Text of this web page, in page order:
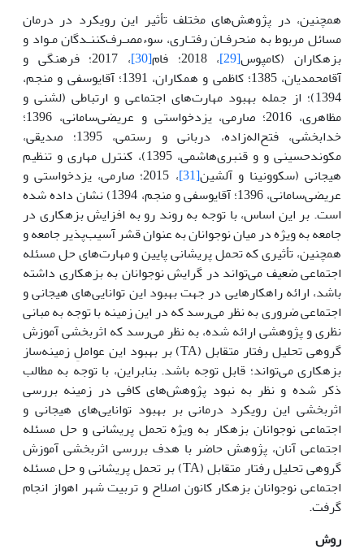
همچنین، در پژوهش‌های مختلف تأثیر این رویکرد در درمان
مسائل مربوط به منحرفـان رفتـاری، سوءمصـرف‌کننـدگان مـواد و
بزهکاران (کامپوس[29] ، 2018؛ فام [30]
، 2017؛ فرهنگی و
آقامحمدیان، 1385؛ کاظمی و همکاران، 1391؛ آقایوسفی و منجم،
1394)؛ از جمله بهبود مهارت‌های اجتماعی و ارتباطی (لشنی و
مظاهری، 2016؛ صارمی، یزدخواستی و عریضی‌سامانی، 1396؛
خدابخشی، فتح‌اله‌زاده، دربانی و رستمی، 1395؛ صدیقی،
مکوندحسینی و و قنبری‌هاشمی، 1395)، کنترل مهاری و تنظیم
هیجانی (سکوونینا و آلشین[31]
، 2015؛ صارمی، یزدخواستی و
عریضی‌سامانی، 1396؛ آقایوسفی و منجم، 1394) نشان داده شده
است. بر این اساس، با توجه به روند رو به افزایش بزهکاری در
جامعه به ویژه در میان نوجوانان به عنوان قشر آسیب‌پذیر جامعه و
همچنین، تأثیری که تحمل پریشانی پایین و مهارت‌های حل مسئله
اجتماعی ضعیف می‌تواند در گرایش نوجوانان به بزهکاری داشته
باشد، ارائه راهکارهایی در جهت بهبود این توانایی‌های هیجانی و
اجتماعی ضروری به نظر می‌رسد که در این زمینه با توجه به مبانی
نظری و پژوهشی ارائه شده، به نظر می‌رسد که اثربخشی آموزش
گروهی تحلیل رفتار متقابل (TA) بر بهبود این عواملِ زمینه‌ساز
بزهکاری می‌تواند؛ قابل توجه باشد. بنابراین، با توجه به مطالب
ذکر شده و نظر به نبود پژوهش‌های کافی در زمینه بررسی
اثربخشی این رویکرد درمانی بر بهبود توانایی‌های هیجانی و
اجتماعی نوجوانان بزهکار به ویژه تحمل پریشانی و حل مسئله
اجتماعی آنان، پژوهش حاضر با هدف بررسی اثربخشی آموزش
گروهی تحلیل رفتار متقابل (TA) بر تحمل پریشانی و حل مسئله
اجتماعی نوجوانان بزهکار کانون اصلاح و تربیت شهر اهواز انجام
گرفت.
روش